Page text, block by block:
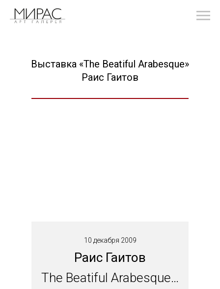
Выставка «The Beatiful Arabesque»
Раис Гаитов
10 декабря 2009
Раис Гаитов
The Beatiful Arabesque…